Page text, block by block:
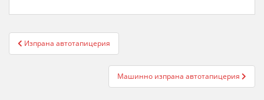
Post
navigation
Изпрана автотапицерия
Машинно изпрана автотапицерия